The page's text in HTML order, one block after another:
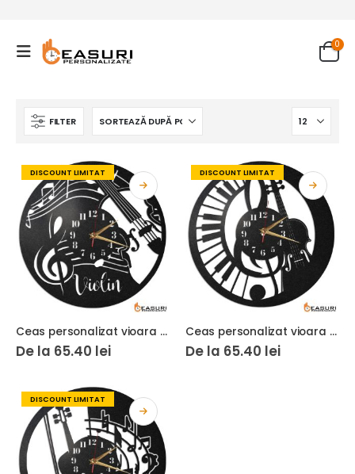
0
FILTER
DISCOUNT LIMITAT
Ceas personalizat vioara 03
De la 65.40 lei
DISCOUNT LIMITAT
Ceas personalizat vioara 02
De la 65.40 lei
DISCOUNT LIMITAT